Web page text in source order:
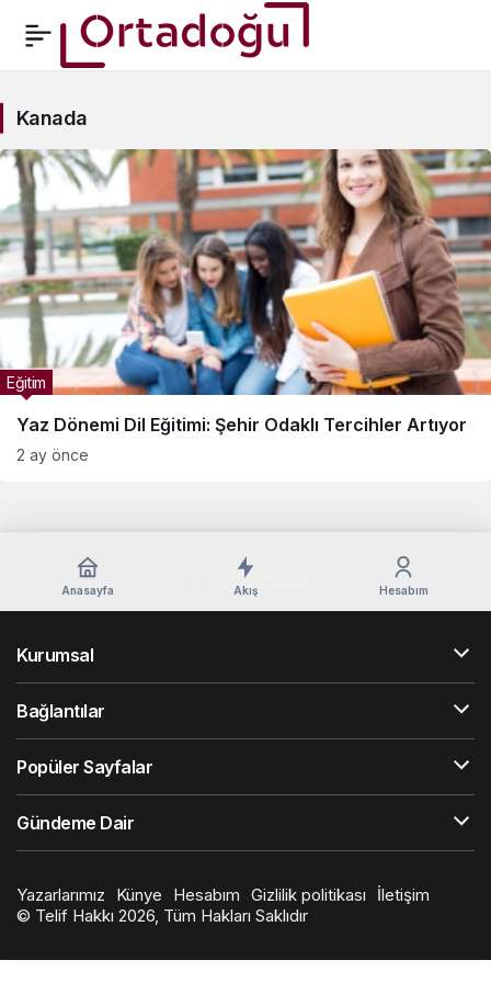
Haberleri
Kanada
Yaz Dönemi Dil Eğitimi: Şehir Odaklı Tercihler Artıyor
Eğitim
2 ay önce
Anasayfa Akış Hesabım
Kurumsal
Bağlantılar
Popüler Sayfalar
Gündeme Dair
Yazarlarımız Künye Hesabım Gizlilik politikası
İletişim
© Telif Hakkı 2026, Tüm Hakları Saklıdır